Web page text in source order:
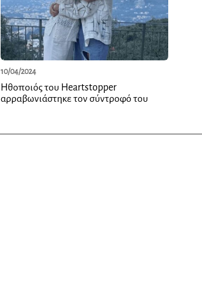
10/04/2024
Ηθοποιός του Heartstopper
αρραβωνιάστηκε τον σύντροφό του